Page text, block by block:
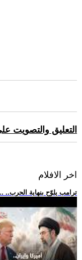
التعليق والتصويت
اخر الافلام
.. ترامب يلوّح بنهاية